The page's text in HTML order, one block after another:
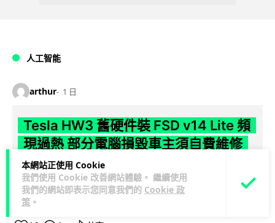
本網站正使用 Cookie
我們使用 Cookie 改善網站體驗。 繼續使用
我們的網站即表示您同意我們的 Cookie 政
策 。
人工智能
arthur 1 日
Tesla HW3 舊硬件裝 FSD v14 Lite 頻
現過熱 部分電腦損毀車主須自費維修
Tesla 向 HW3 舊車款推送 FSD v14 Lite 系統，引發大量車主反
映自動駕駛電腦嚴重過熱，部分更觸發高溫保護甚至直接燒
毀，須...
閱讀全文